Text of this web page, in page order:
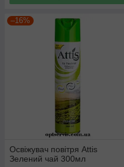
–16%
Освіжувач повітря Attis
Зелений чай 300мл